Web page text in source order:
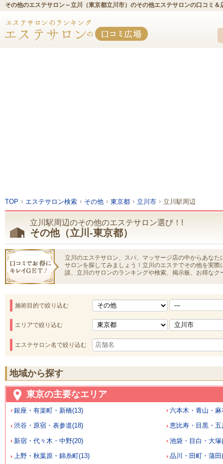
その他のエステサロン～立川（東京都立川市）のその他エステサロンの口コミ＆
TOP エステサロン検索 その他 東京都 立川市 立川駅周辺
立川駅周辺のその他のエステサロン選び！!
その他（立川-東京都）
立川のエステサロン、スパ、マッサージ店の中からあな
サロンを探してみましょう！立川のエステでその他を実際
談、立川のサロンのランキングや検索、掲示板、お得なク
施術目的で絞り込む
エリアで絞り込む
エステサロン名で絞り込む
地域から探す
東京の主要なエリア
銀座・有楽町・新橋(13) 六本木・青山・
渋谷・原宿・表参道(18) 恵比寿・目黒・五
新宿・代々木・中野(20) 池袋・目白・大塚
上野・秋葉原・錦糸町(13) 品川・田町・蒲田